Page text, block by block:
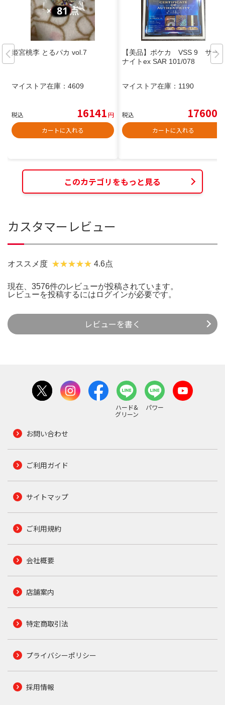
姫宮桃李 とるパカ vol.7
マイストア在庫： 4609
税込 16141円
カートに入れる
【美品】ポケカ VSS 9 サー
ナイトex SAR 101/078
マイストア在庫： 1190
税込 17600
カートに入れる
このカテゴリをもっと見る
カスタマーレビュー
オススメ度 4.6点
現在、3576件のレビューが投稿されています。
レビューを投稿するには ログインが必要です。
レビューを書く
ハード&
グリーン
パワー
お問い合わせ
ご利用ガイド
サイトマップ
ご利用規約
会社概要
店舗案内
特定商取引法
プライバシーポリシー
採用情報